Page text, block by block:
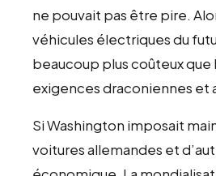
ne pouvait pas être pire.
véhicules électriques du
beaucoup plus coûteux que
exigences draconiennes et
Si Washington imposait
voitures allemandes et